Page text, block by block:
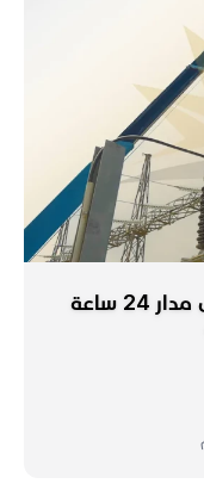
الشهر المقبل| توفير الكهرباء على مدار 24 ساعة